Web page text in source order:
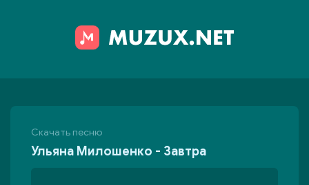
Скачать песню
Ульяна Милошенко - Завтра